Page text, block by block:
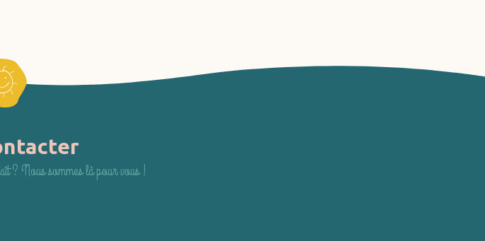
? Nous sommes là pour vous !